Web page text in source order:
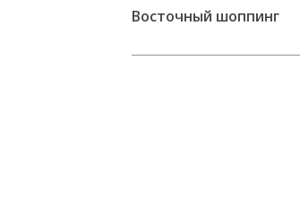
Восточный шоппинг